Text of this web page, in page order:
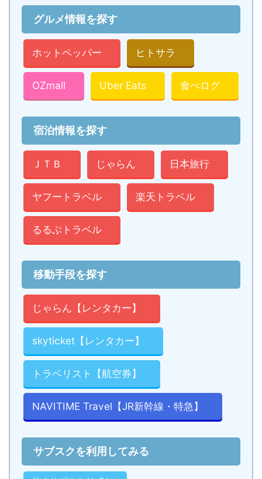
グルメ情報を探す
ホットペッパー ヒトサラ
OZmall Uber Eats 食べログ
宿泊情報を探す
ＪＴＢ じゃらん 日本旅行
ヤフートラベル 楽天トラベル
るるぶトラベル
移動手段を探す
じゃらん【レンタカー】
skyticket【レンタカー】
トラベリスト【航空券】
NAVITIME Travel【JR新幹線・特急】
サブスクを利用してみる